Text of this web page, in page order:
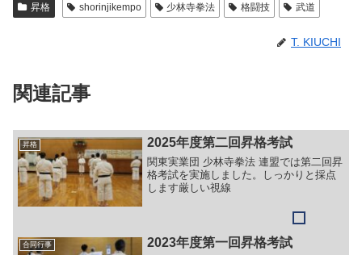
昇格 shorinjikempo 少林寺拳法 格闘技 武道
T. KIUCHI
関連記事
昇格 2025年度第二回昇格考試
関東実業団 少林寺拳法 連盟では第二回昇
格考試を実施しました。しっかりと採点
します厳しい視線
合同行事 2023年度第一回昇格考試